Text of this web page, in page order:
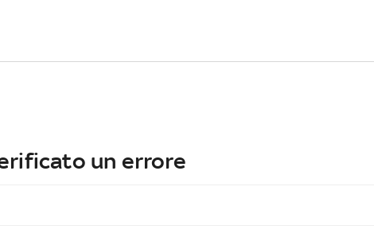
un errore